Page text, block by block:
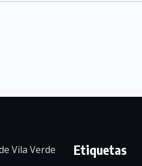
Vila Verde
Etiquetas